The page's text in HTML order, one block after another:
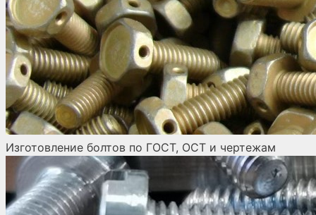
Изготовление болтов по ГОСТ, ОСТ и чертежам